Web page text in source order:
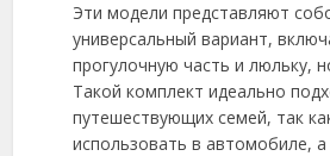
Эти модели представляют
универсальный вариант,
прогулочную часть и люльку,
Такой комплект идеально
путешествующих семей, так
использовать в автомобиле,